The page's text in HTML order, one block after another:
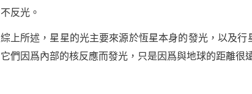
不反光。
綜上所述，星星的光主要來源於恆星本身的發光，以及
它們因爲內部的核反應而發光，只是因爲與地球的距離很